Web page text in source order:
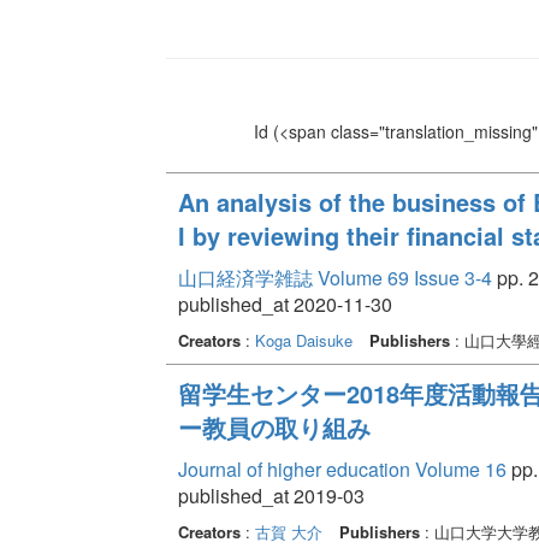
Id (<span
An analysis of the business
I by reviewing their financial
山口経済学雑誌 Volume 69 Issue 3-4pp.
published_at 2020-11-30
Creators: Koga Daisuke Publishers: 山口大學
留学生センター2018年度活動報
ー教員の取り組み
Journal of higher education Volume 16pp.
published_at 2019-03
Creators: 古賀 大介 Publishers: 山口大学大学